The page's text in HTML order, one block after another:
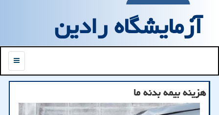
آزمایشگاه رادین
منو
هزینه بیمه بدنه ما